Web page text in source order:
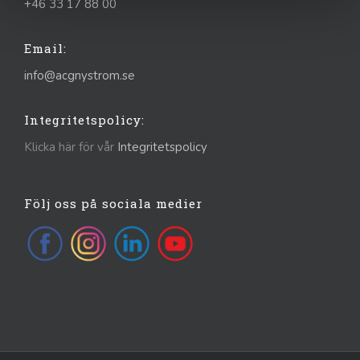
+46 33 17 88 00
Email:
info@acgnystrom.se
Integritetspolicy:
Klicka här för vår Integritetspolicy
Följ oss på sociala medier